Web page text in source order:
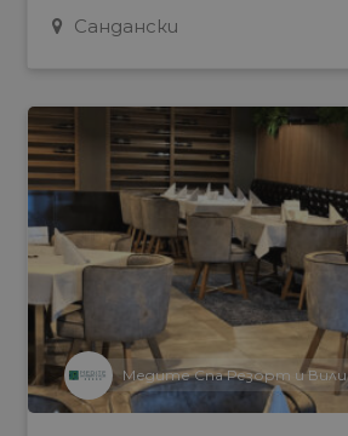
Сандански
Медите Спа Резорт и Вили